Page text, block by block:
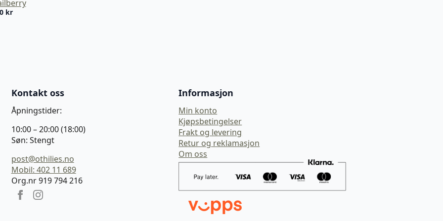
kr
Kontakt oss
Åpningstider:
10:00 – 20:00 (18:00)
Søn: Stengt
post@othilies.no
Mobil: 402 11 689
Org.nr 919 794 216
Informasjon
Min konto
Kjøpsbetingelser
Frakt og levering
Retur og reklamasjon
Om oss